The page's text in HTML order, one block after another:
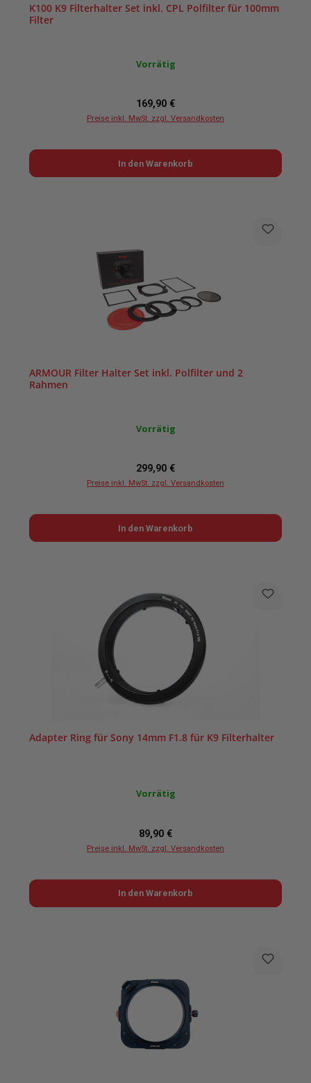
K100 K9 Filterhalter Set inkl. CPL Polfilter für 100mm
Filter
Vorrätig
Regulärer Preis:
169,90 €
Preise inkl. MwSt. zzgl. Versandkosten
In den Warenkorb
ARMOUR Filter Halter Set inkl. Polfilter und 2
Rahmen
Vorrätig
Regulärer Preis:
299,90 €
Preise inkl. MwSt. zzgl. Versandkosten
In den Warenkorb
Adapter Ring für Sony 14mm F1.8 für K9 Filterhalter
Vorrätig
Regulärer Preis:
89,90 €
Preise inkl. MwSt. zzgl. Versandkosten
In den Warenkorb